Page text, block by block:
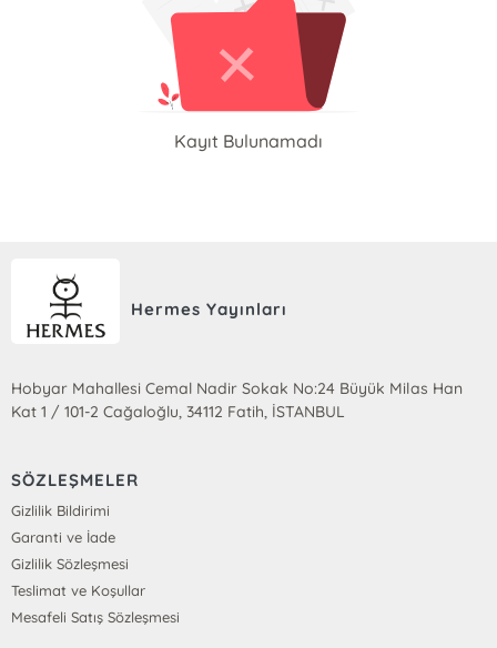
Kayıt Bulunamadı
Hermes Yayınları
Hobyar Mahallesi Cemal Nadir Sokak No:24 Büyük Milas Han
Kat 1 / 101-2 Cağaloğlu, 34112 Fatih, İSTANBUL
SÖZLEŞMELER
Gizlilik Bildirimi
Garanti ve İade
Gizlilik Sözleşmesi
Teslimat ve Koşullar
Mesafeli Satış Sözleşmesi